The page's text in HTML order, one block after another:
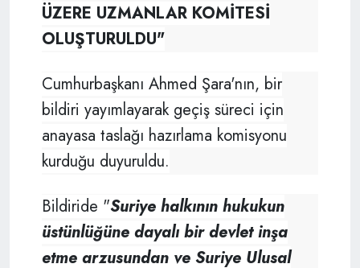
ÜZERE UZMANLAR KOMİTESİ
OLUŞTURULDU"
Cumhurbaşkanı Ahmed Şara'nın, bir
bildiri yayımlayarak geçiş süreci için
anayasa taslağı hazırlama komisyonu
kurduğu duyuruldu.
Bildiride "Suriye halkının hukukun
üstünlüğüne dayalı bir devlet inşa
etme arzusundan ve Suriye Ulusal